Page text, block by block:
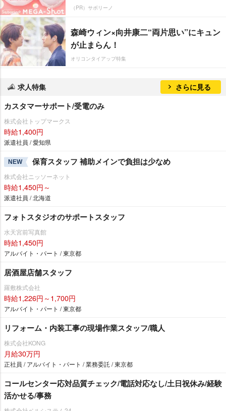
（PR）サボリーノ
森崎ウィン×向井康二“両片思い”にキュン
が止まらん！
オリコンタイアップ特集
求人特集 さらに見る
カスタマーサポート/受電のみ
株式会社トップマークス
時給1,400円
派遣社員 / 愛知県
NEW 保育スタッフ 補助メインで負担は少なめ
株式会社ニッソーネット
時給1,450円～
派遣社員 / 北海道
フォトスタジオのサポートスタッフ
水天宮前写真館
時給1,450円
アルバイト・パート / 東京都
居酒屋店舗スタッフ
羅敷株式会社
時給1,226円～1,700円
アルバイト・パート / 東京都
リフォーム・内装工事の現場作業スタッフ/職人
株式会社KONG
月給30万円
正社員 / アルバイト・パート / 業務委託 / 東京都
コールセンター応対品質チェック/電話対応なし/土日祝休み/経験
活かせる/事務